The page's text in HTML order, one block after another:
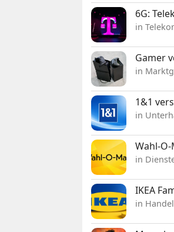
6G:
in
Gamer
in
1&1
in
Wahl-
in
IKEA
in Handel